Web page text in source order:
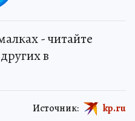
- читайте
в
Источник: kp.ru